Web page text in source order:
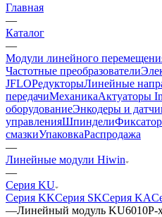
Главная
—
Каталог
—
Модули линейного
Частотные преобразователи
JFLOРедукторыЛинейные
передачиМеханикаАктуаторы
оборудованиеЭнкодеры и
управленияШпиндели
смазкиУпаковкаРаспродажа
—
Линейные модули Hiwin
—
Серия KU
Серия KKСерия SKСерия KA
—Линейный модуль KU6010P-